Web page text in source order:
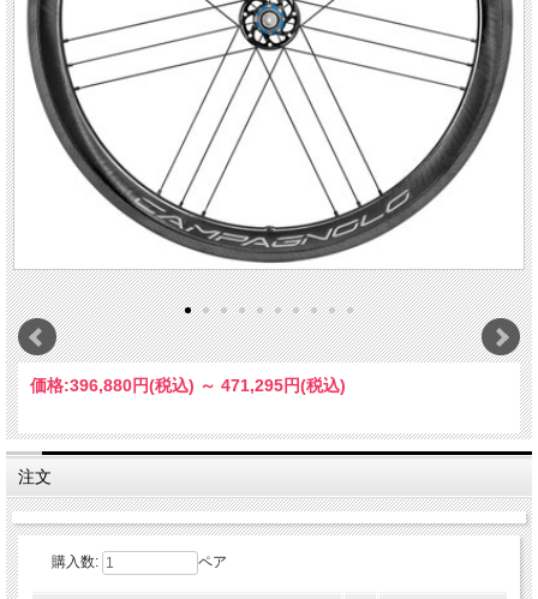
価格:396,880円(税込) ～ 471,295円(税込)
注文
購入数: ペア